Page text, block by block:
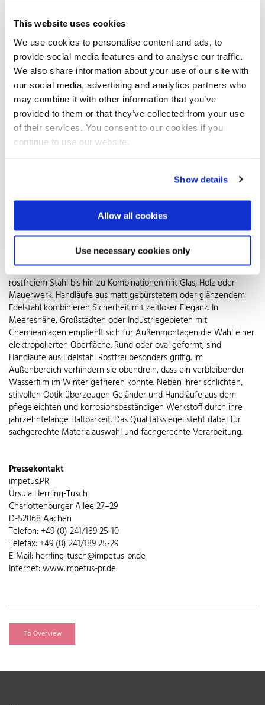
This website uses cookies
We use cookies to personalise content and ads, to
provide social media features and to analyse our traffic.
We also share information about your use of our site with
our social media, advertising and analytics partners who
may combine it with other information that you’ve
provided to them or that they’ve collected from your use
of their services. You consent to our cookies if you
continue to use our website.
Show details
Allow all cookies
Use necessary cookies only
Rechtshänder sind, wird er in Wohngebäuden in Abwärtsrichtung
Bereich Treppen, die breiter als 1,50 Meter sind, für die in ihrer
Mitte ein zweiter Handlauf vorgeschrieben ist. Außerdem sollte
überall dort, wo kleine Kinder die Treppe nutzen, ein zusätzlicher
Handlauf in kindgerechter Griffhöhe mit geringerem Durchmesser
eingeplant werden. Die Höhe von Geländern und Handläufen wird
von den DIN-Normen 18065 und – für barrierefreies Bauen –
18040 exakt festgelegt. Geländer an der freien Seite einer Treppe
müssen mindestens 90 Zentimeter hoch sein, bei einer möglichen
Absturzhöhe von mehr als zwölf Metern mindestens 1,10 Meter. In
Gefertigt aus Edelstahl Rostfrei mit Qualitätssiegel lassen sie sich
an jede Treppengeometrie anpassen. Ob als Maßanfertigung oder
vorgefertigte, modulare Elemente – der Gestaltungsfreiheit sind
keine Grenzen gesetzt. Bei den Geländerfüllungen reicht das
Spektrum von Stäben über Gitter, Gewebe und Lochblech aus
rostfreiem Stahl bis hin zu Kombinationen mit Glas, Holz oder
Mauerwerk. Handläufe aus matt gebürstetem oder glänzendem
Edelstahl kombinieren Sicherheit mit zeitloser Eleganz. In
Meeresnähe, Großstädten oder Industriegebieten mit
Chemieanlagen empfiehlt sich für Außenmontagen die Wahl einer
elektropolierten Oberfläche. Rund oder oval geformt, sind
Handläufe aus Edelstahl Rostfrei besonders griffig. Im
Außenbereich verhindern sie obendrein, dass ein verbleibender
Wasserfilm im Winter gefrieren könnte. Neben ihrer schlichten,
stilvollen Optik überzeugen Geländer und Handläufe aus dem
pflegeleichten und korrosionsbeständigen Werkstoff durch ihre
jahrzehntelange Haltbarkeit. Das Qualitätssiegel steht dabei für
sachgerechte Materialauswahl und fachgerechte Verarbeitung.
Pressekontakt
impetus.PR
Ursula Herrling-Tusch
Charlottenburger Allee 27–29
D-52068 Aachen
Telefon: +49 (0) 241/189 25-10
Telefax: +49 (0) 241/189 25-29
E-Mail: herrling-tusch@impetus-pr.de
Internet: www.impetus-pr.de
To Overview